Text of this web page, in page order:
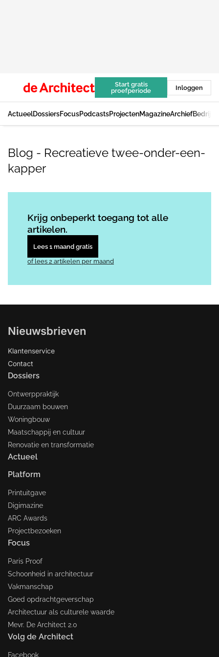
Start gratis
proefperiode
Inloggen
ActueelDossiersFocusPodcastsProjectenMagazineArchief
Blog - Recreatieve twee-onder-een-
kapper
Krijg onbeperkt toegang tot alle
artikelen.
Lees 1 maand gratis
of lees 2 artikelen per maand
Nieuwsbrieven
Klantenservice
Contact
Dossiers
Ontwerppraktijk
Duurzaam bouwen
Woningbouw
Maatschappij en cultuur
Renovatie en transformatie
Actueel
Platform
Printuitgave
Digimazine
ARC Awards
Projectbezoeken
Focus
Paris Proof
Schoonheid in architectuur
Vakmanschap
Goed opdrachtgeverschap
Architectuur als culturele waarde
Mevr. De Architect 2.0
Volg de Architect
Facebook